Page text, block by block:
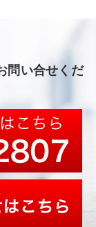
問い合せくだ